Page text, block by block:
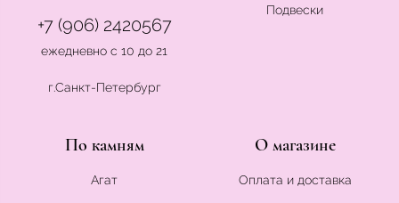
+7 (906) 2420567
ежедневно с 10 до 21
г.Санкт-Петербург
Подвески
По камням
Агат
О магазине
Оплата и доставка